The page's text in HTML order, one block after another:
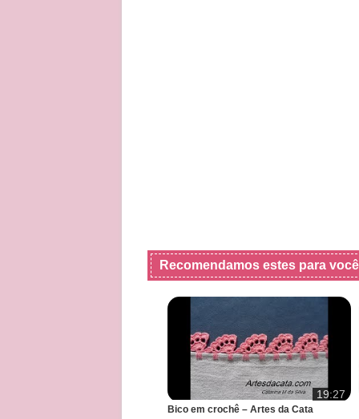
Recomendamos estes para você
19:27
Bico em crochê – Artes da Cata